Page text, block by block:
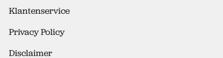
Klantenservice
Privacy Policy
Disclaimer